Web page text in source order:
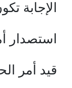
الإجابة
استصدار
قيد أمر